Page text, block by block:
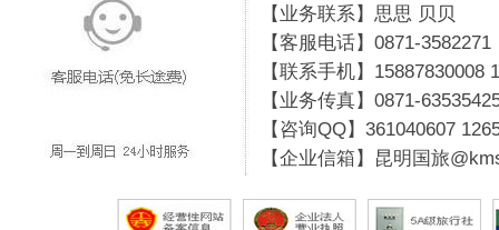
【业务联系】思思 贝贝
【客服电话】0871-3582271
【联系手机】15887830008
【业务传真】0871-
【咨询QQ】 361040607
【企业信箱】昆明国旅